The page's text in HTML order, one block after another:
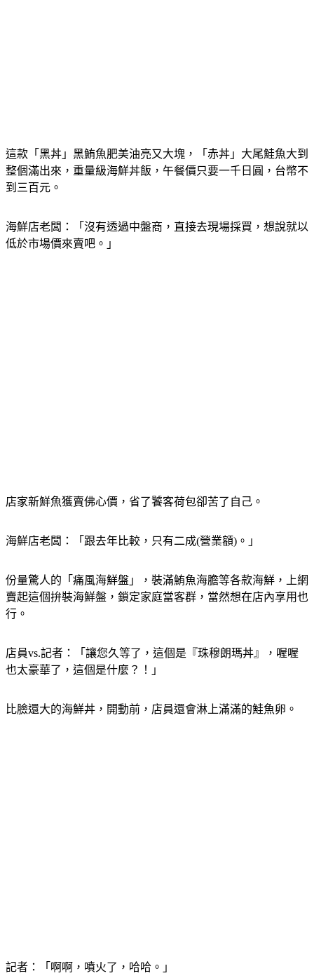
這款「黑丼」黑鮪魚肥美油亮又大塊，「赤丼」大尾鮭魚大到
整個滿出來，重量級海鮮丼飯，午餐價只要一千日圓，台幣不
海鮮店老闆：「沒有透過中盤商，直接去現場採買，想說就以
份量驚人的「痛風海鮮盤」，裝滿鮪魚海膽等各款海鮮，上網
賣起這個拚裝海鮮盤，鎖定家庭當客群，當然想在店內享用也
店員vs.記者：「讓您久等了，這個是『珠穆朗瑪丼』，喔喔